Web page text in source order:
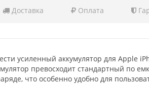
Доставка Оплата
усиленный аккумулятор для Apple
превосходит стандартный по
что особенно удобно для